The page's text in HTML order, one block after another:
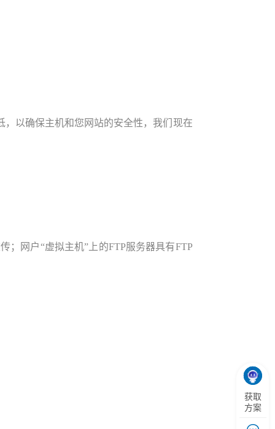
以确保主机和您网站的安全性，我们现在
；网户“虚拟主机”上的FTP服务器具有FTP
获取
方案